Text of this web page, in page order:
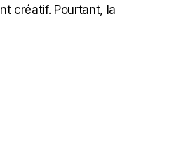
créatif. Pourtant, la